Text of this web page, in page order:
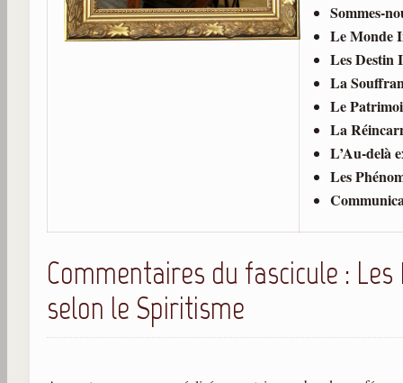
Sommes-
Le Monde
Les Destin
La
Le
La
L’Au-delà
Les
Commentaires du fascicule :
selon le Spiritisme